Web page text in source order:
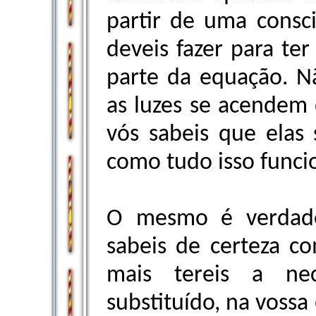
partir de uma
deveis fazer para
parte da equação.
as luzes se
vós sabeis que elas
como tudo isso
O mesmo é
sabeis de certeza
mais tereis a
substituído, na